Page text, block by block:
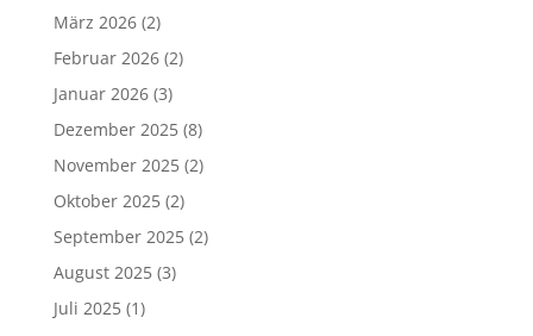
März 2026(2)
Februar 2026(2)
Januar 2026(3)
Dezember 2025(8)
November 2025(2)
Oktober 2025(2)
September 2025(2)
August 2025(3)
Juli 2025(1)